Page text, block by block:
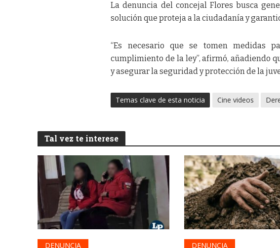
La denuncia del concejal Flores busca
solución que proteja a la ciudadanía y
“Es necesario que se tomen medidas
cumplimiento de la ley”, afirmó, añadiendo
y asegurar la seguridad y protección de la
Temas clave de esta noticia Cine videos
Tal vez te interese
DENUNCIA DENUNCIA